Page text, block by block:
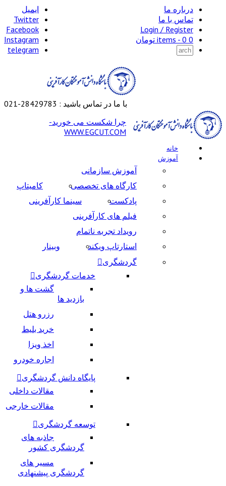
درباره ما
تماس با ما
Login / Register
0 items -
0 تومان
ایمیل
Twitter
Facebook
Instagram
telegram
با ما در تماس باشید : 28429783-021
خانه
آموزش
آموزش سازمانی
کارگاه های تخصصی
کامیتاپ
پادکست
سینما کارآفرینی
فیلم های کارآفرینی
رویداد تجربه ناتمام
استارتاپ ویکند
وبینار
گردشگری
خدمات گردشگری
گشت ها و
بازدید ها
رزرو هتل
خرید بلیط
اخذ ویزا
اجاره خودرو
پایگاه دانش گردشگری
مقالات داخلی
مقالات خارجی
توسعه گردشگری
جاذبه های
گردشگری کشور
مسیر های
گردشگری پیشنهادی
چرا شکست می خورید-
WWW.EGCUT.COM